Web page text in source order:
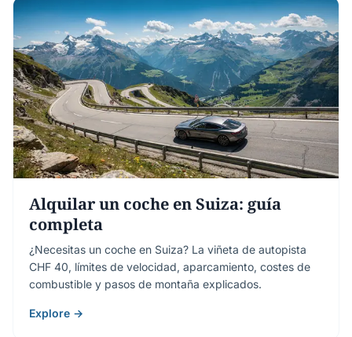
Alquilar un coche en Suiza: guía
completa
¿Necesitas un coche en Suiza? La viñeta de autopista
CHF 40, límites de velocidad, aparcamiento, costes de
combustible y pasos de montaña explicados.
Explore →